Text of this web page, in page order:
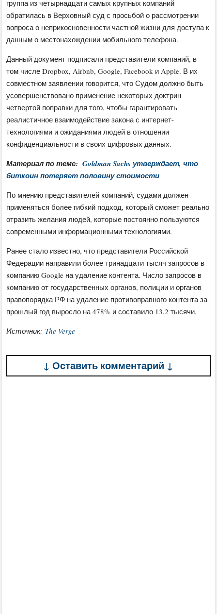
группа из четырнадцати самых крупных компаний
обратилась в Верховный суд с просьбой о рассмотрении
вопроса о неприкосновенности частной жизни для доступа к
данным о местонахождении мобильного телефона.
Данный документ подписали представители компаний, в
том числе Dropbox, Airbnb, Google, Facebook и Apple. В их
совместном заявлении говорится, что Судом должно быть
усовершенствовано применение некоторых доктрин
четвертой поправки для того, чтобы гарантировать
реалистичное взаимодействие закона с интернет-
технологиями и ожиданиями людей в отношении
конфиденциальности в своих цифровых данных.
Материал по теме:Goldman Sachs утверждает, что
биткоин потеряет половину стоимости
По мнению представителей компаний, судами должен
применяться более гибкий подход, который сможет реально
отразить желания людей, которые постоянно пользуются
современными информационными технологиями.
Ранее стало известно, что представители Российской
Федерации направили более тринадцати тысяч запросов в
компанию Google на удаление контента. Число запросов в
компанию от государственных органов, полиции и органов
правопорядка РФ на удаление противоправного контента за
прошлый год выросло на 478% и составило 13,2 тысячи.
Источник: The Verge
↓ Оставить комментарий ↓